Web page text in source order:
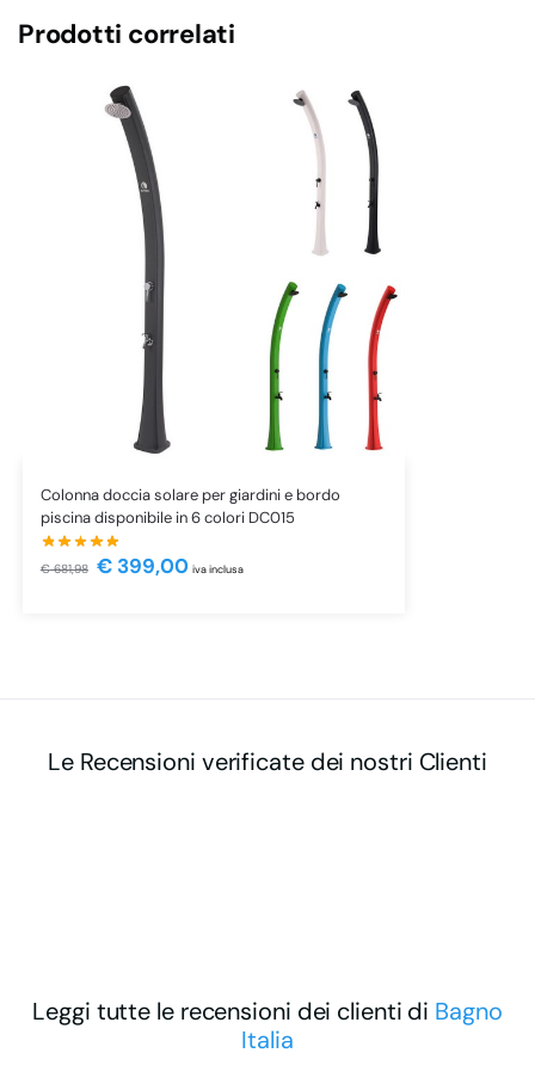
Prodotti correlati
Colonna doccia solare per giardini e bordo
piscina disponibile in 6 colori DC015
€681,98 €399,00 iva inclusa
Le Recensioni verificate dei nostri Clienti
Leggi tutte le recensioni dei clienti di Bagno
Italia